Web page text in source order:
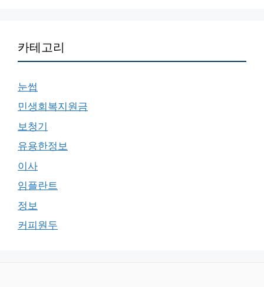
카테고리
눈썹
민생회복지원금
보청기
유용한정보
이사
임플란트
정보
커피원두